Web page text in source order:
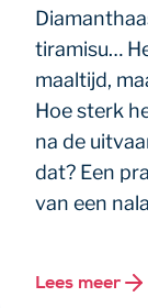
tiramisu…
maaltijd,
Hoe sterk
na de
dat? Een
van een
Lees meer